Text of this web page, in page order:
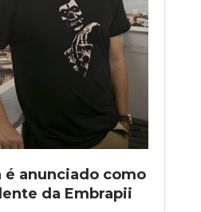
é anunciado como
da Embrapii